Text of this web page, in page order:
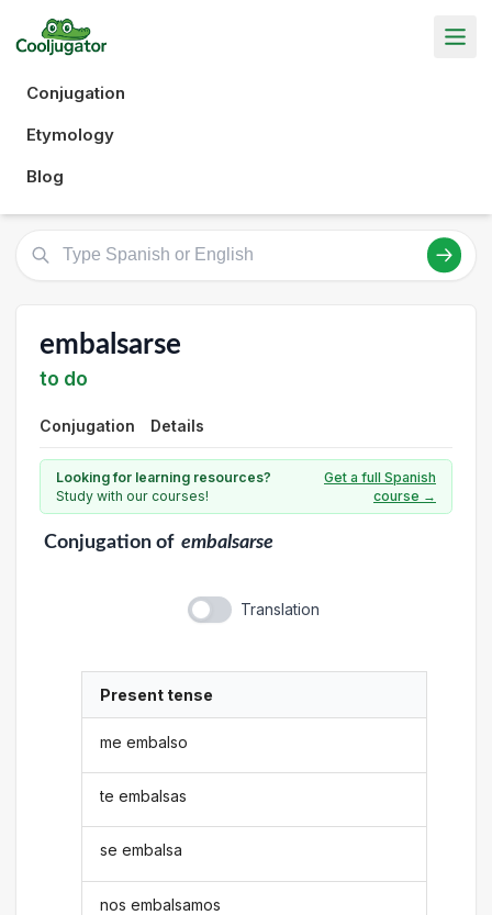
Conjugation
Etymology
Blog
embalsarse
to do
Conjugation Details
Looking for learning resources?
Study with our courses!
Get a full Spanish
course →
Conjugationof embalsarse
Translation
Present tense
me embalso
te embalsas
se embalsa
nos embalsamos